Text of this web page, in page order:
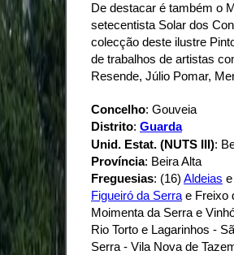
De destacar é também o
setecentista Solar dos
colecção deste ilustre
de trabalhos de artistas
Resende, Júlio Pomar,
Concelho: Gouveia
Distrito: Guarda
Unid. Estat. (NUTS III):
Província: Beira Alta
Freguesias: (16) Aldeias
Figueiró da Serra e Freixo
Moimenta da Serra e
Rio Torto e Lagarinhos -
Serra - Vila Nova de